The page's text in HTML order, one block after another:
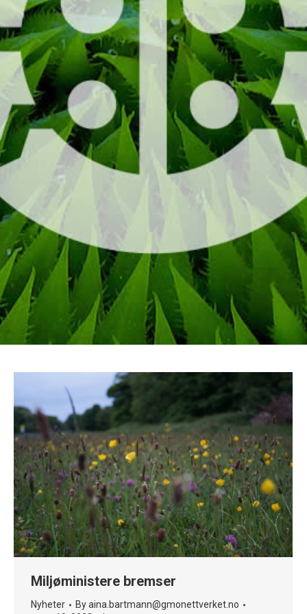
Miljøministere bremser
Nyheter Byaina.bartmann@gmonettverket.no